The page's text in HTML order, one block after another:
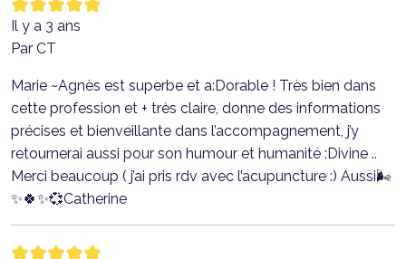
Il y a 3 ans
Par CT
Marie ~Agnès est superbe et a:Dorable ! Très bien dans
cette profession et + très claire, donne des informations
précises et bienveillante dans l’accompagnement, j’y
retournerai aussi pour son humour et humanité :Divine ..
Merci beaucoup ( j’ai pris rdv avec l’acupuncture :) Aussi🌬
✨🍀✨💞Catherine